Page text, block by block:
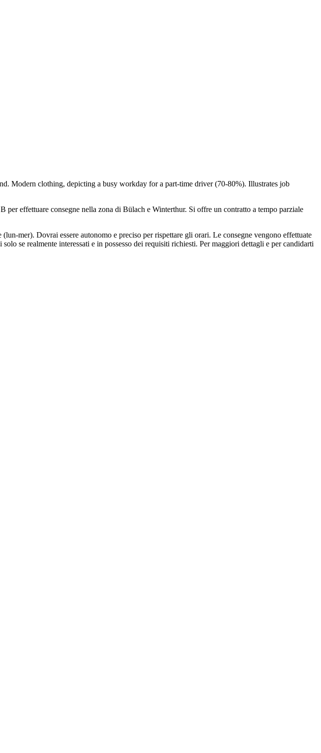
effettuare consegne nella zona di Bülach e Winterthur. Si offre un contratto a tempo parziale
mer). Dovrai essere autonomo e preciso per rispettare gli orari. Le consegne vengono effettuate
se realmente interessati e in possesso dei requisiti richiesti. Per maggiori dettagli e per candidarti